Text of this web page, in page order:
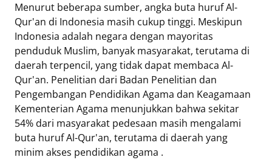
Menurut beberapa sumber, angka buta huruf Al-
Qur'an di Indonesia masih cukup tinggi. Meskipun
Indonesia adalah negara dengan mayoritas
penduduk Muslim, banyak masyarakat, terutama di
daerah terpencil, yang tidak dapat membaca Al-
Qur'an. Penelitian dari Badan Penelitian dan
Pengembangan Pendidikan Agama dan Keagamaan
Kementerian Agama menunjukkan bahwa sekitar
54% dari masyarakat pedesaan masih mengalami
buta huruf Al-Qur'an, terutama di daerah yang
minim akses pendidikan agama .